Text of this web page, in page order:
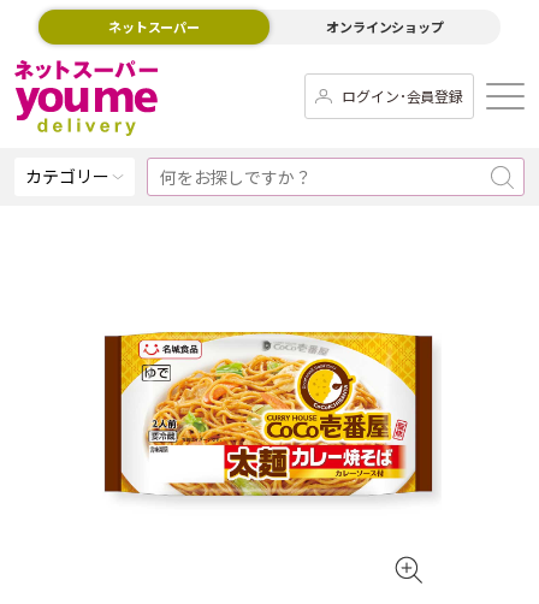
ネットスーパー オンラインショップ
ログイン･会員登録
カテゴリー